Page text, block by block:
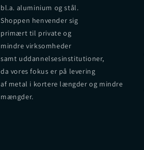
bl.a. aluminium og stål.
Shoppen henvender sig
primært til private og
mindre virksomheder
samt uddannelsesinstitutioner,
da vores fokus er på levering
af metal i kortere længder og mindre
mængder.